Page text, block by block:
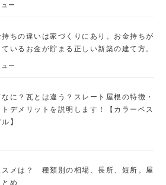
ー
ちの違いは家づくりにあり。お金持ちが
いるお金が貯まる正しい新築の建て方。
ー
に？瓦とは違う？スレート屋根の特徴・
デメリットを説明します！【カラーベス
】
スメは？ 種類別の相場、長所、短所。屋
め